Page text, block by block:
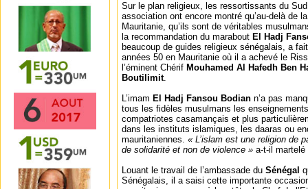
Sur le plan religieux, les ressortissants du
association ont encore montré qu’au-delà de
Mauritanie, qu’ils sont de véritables
la recommandation du marabout El Hadj
beaucoup de guides religieux sénégalais, a
années 50 en Mauritanie où il a achevé le
l’éminent Chérif Mouhamed Al Hafedh Ben
Boutilimit.
L’imam El Hadj Fansou Bodian n’a pas
tous les fidèles musulmans les
compatriotes casamançais et plus
dans les instituts islamiques, les daaras ou
mauritaniennes. « L’islam est une religion de
de solidarité et non de violence » a-t-il
Louant le travail de l’ambassade du Sénégal
Sénégalais, il a saisi cette importante